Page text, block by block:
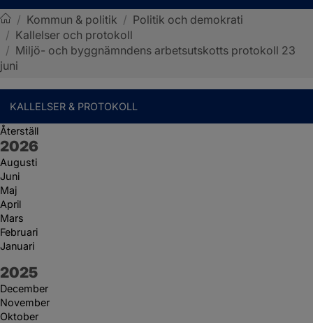
Sotenäs kommun
/ Kommun & politik / Politik och demokrati
/ Kallelser och protokoll
/ Miljö- och byggnämndens arbetsutskotts protokoll 23
juni
KALLELSER & PROTOKOLL
Återställ
År:
2026
Augusti
Juni
Maj
April
Mars
Februari
Januari
År:
2025
December
November
Oktober